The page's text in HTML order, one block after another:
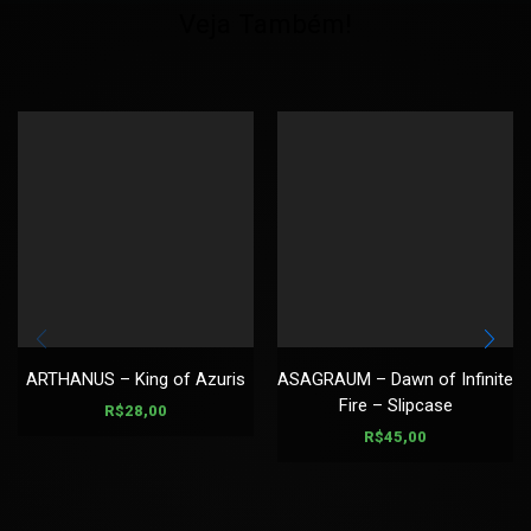
ARTHANUS – King of Azuris
R$28,00
ASAGRAUM – Dawn of Infinite
Fire – Slipcase
R$45,00